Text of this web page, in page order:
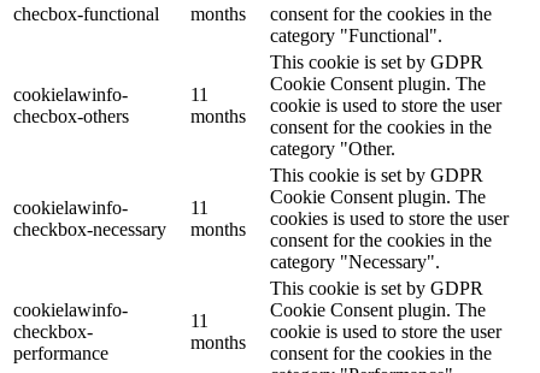
checbox-functional
months
consent for the cookies in the
category "Functional".
cookielawinfo-
checbox-others
11
months
This cookie is set by GDPR
Cookie Consent plugin. The
cookie is used to store the user
consent for the cookies in the
category "Other.
cookielawinfo-
checkbox-necessary
11
months
This cookie is set by GDPR
Cookie Consent plugin. The
cookies is used to store the user
consent for the cookies in the
category "Necessary".
cookielawinfo-
checkbox-
performance
11
months
This cookie is set by GDPR
Cookie Consent plugin. The
cookie is used to store the user
consent for the cookies in the